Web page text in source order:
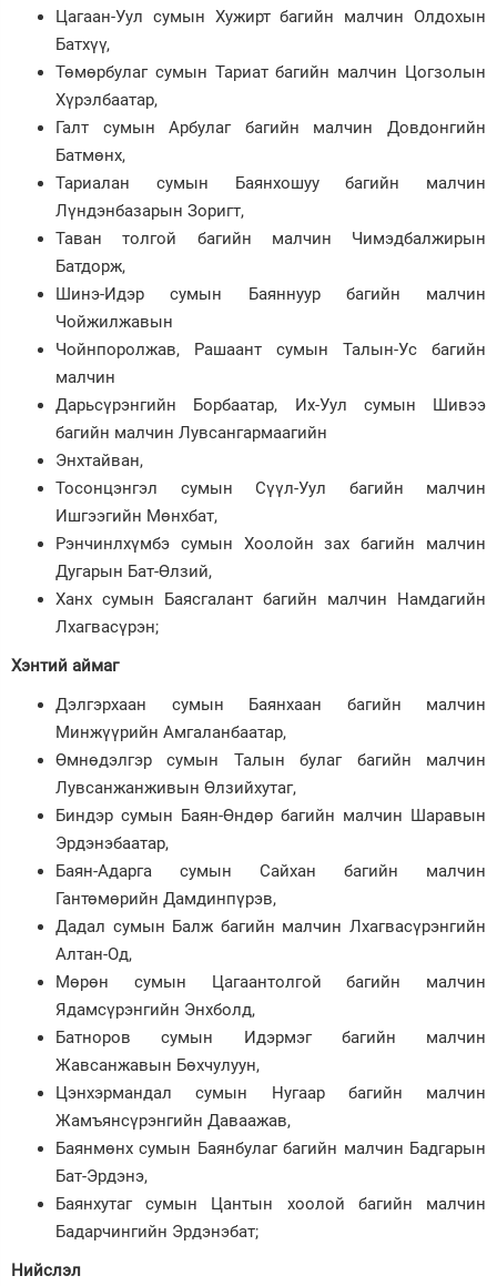
Цагаан-Уул сумын Хужирт багийн малчин Олдохын
Батхүү,
Төмөрбулаг сумын Тариат багийн малчин Цогзолын
Хүрэлбаатар,
Галт сумын Арбулаг багийн малчин Довдонгийн
Батмөнх,
Тариалан сумын Баянхошуу багийн малчин
Лүндэнбазарын Зоригт,
Таван толгой багийн малчин Чимэдбалжирын
Батдорж,
Шинэ-Идэр сумын Баяннуур багийн малчин
Чойжилжавын
Чойнпоролжав, Рашаант сумын Талын-Ус багийн
малчин
Дарьсүрэнгийн Борбаатар, Их-Уул сумын Шивээ
багийн малчин Лувсангармаагийн
Энхтайван,
Тосонцэнгэл сумын Сүүл-Уул багийн малчин
Ишгээгийн Мөнхбат,
Рэнчинлхүмбэ сумын Хоолойн зах багийн малчин
Дугарын Бат-Өлзий,
Ханх сумын Баясгалант багийн малчин Намдагийн
Лхагвасүрэн;
Хэнтий аймаг
Дэлгэрхаан сумын Баянхаан багийн малчин
Минжүүрийн Амгаланбаатар,
Өмнөдэлгэр сумын Талын булаг багийн малчин
Лувсанжанживын Өлзийхутаг,
Биндэр сумын Баян-Өндөр багийн малчин Шаравын
Эрдэнэбаатар,
Баян-Адарга сумын Сайхан багийн малчин
Гантөмөрийн Дамдинпүрэв,
Дадал сумын Балж багийн малчин Лхагвасүрэнгийн
Алтан-Од,
Мөрөн сумын Цагаантолгой багийн малчин
Ядамсүрэнгийн Энхболд,
Батноров сумын Идэрмэг багийн малчин
Жавсанжавын Бөхчулуун,
Цэнхэрмандал сумын Нугаар багийн малчин
Жамъянсүрэнгийн Даваажав,
Баянмөнх сумын Баянбулаг багийн малчин Бадгарын
Бат-Эрдэнэ,
Баянхутаг сумын Цантын хоолой багийн малчин
Бадарчингийн Эрдэнэбат;
Нийслэл